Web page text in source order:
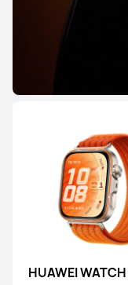
HUAWEI
WATCH Ultimate
WATCH